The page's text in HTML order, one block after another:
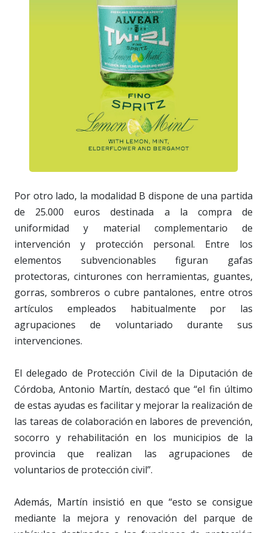
Por otro lado, la modalidad B dispone de una partida
de 25.000 euros destinada a la compra de
uniformidad y material complementario de
intervención y protección personal. Entre los
elementos subvencionables figuran gafas
protectoras, cinturones con herramientas, guantes,
gorras, sombreros o cubre pantalones, entre otros
artículos empleados habitualmente por las
agrupaciones de voluntariado durante sus
intervenciones.
El delegado de Protección Civil de la Diputación de
Córdoba, Antonio Martín, destacó que “el fin último
de estas ayudas es facilitar y mejorar la realización de
las tareas de colaboración en labores de prevención,
socorro y rehabilitación en los municipios de la
provincia que realizan las agrupaciones de
voluntarios de protección civil”.
Además, Martín insistió en que “esto se consigue
mediante la mejora y renovación del parque de